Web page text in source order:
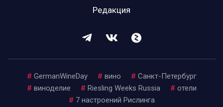
Редакция
# GermanWineDay # вино # Санкт-Петербург
# виноделие # Riesling Weeks Russia # отели
# 7 настроений Рислинга